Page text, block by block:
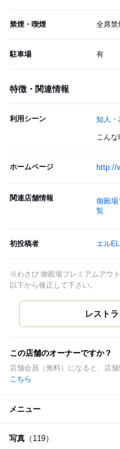
禁煙・喫煙 全席禁
駐車場 有
特徴・関連情報
利用シーン 知人・
こんな
ホームページ http://
関連店舗情報
御殿場
覧
初投稿者 エルEL
※わさび 御殿場プレミアムアウ
以下から修正して下さい。
この店舗のオーナーですか？
店舗会員（無料）になると、店
こちら
メニュー
写真 （119）